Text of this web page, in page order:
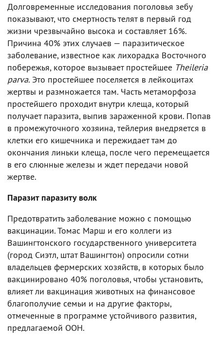
Долговременные исследования поголовья зебу
показывают, что смертность телят в первый год
жизни чрезвычайно высока и составляет 16%.
Причина 40% этих случаев — паразитическое
заболевание, известное как лихорадка Восточного
побережья, которое вызывает простейшее Theileria
parva. Это простейшее поселяется в лейкоцитах
жертвы и размножается там. Часть метаморфоза
простейшего проходит внутри клеща, который
получает паразита, выпив зараженной крови. Попав
в промежуточного хозяина, тейлерия внедряется в
клетки его кишечника и пережидает там до
окончания линьки клеща, после чего перемещается
в его слюнные железы и ждет передачи новой
жертве.
Паразит паразиту волк
Предотвратить заболевание можно с помощью
вакцинации. Томас Марш и его коллеги из
Вашингтонского государственного университета
(город Сиэтл, штат Вашингтон) опросили сотни
владельцев фермерских хозяйств, в которых было
вакцинировано 40% поголовья, чтобы установить,
влияет ли вакцинация животных на финансовое
благополучие семьи и на другие факторы,
отмеченные в программе устойчивого развития,
предлагаемой ООН.